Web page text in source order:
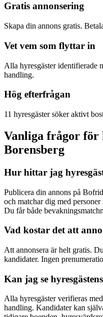
Gratis annonsering
Skapa din annons gratis.
Vet vem som flyttar in
Alla hyresgäster identifierade
handling.
Hög efterfrågan
11 hyresgäster söker aktivt
Vanliga frågor för
Borensberg
Hur hittar jag
Publicera din annons på
och matchar dig med
Du får både
Vad kostar det att
Att annonsera är helt gratis.
kandidater. Ingen
Kan jag se
Alla hyresgäster verifieras
handling. Kandidater kan